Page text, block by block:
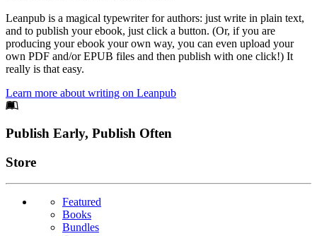
Leanpub is a magical typewriter for authors: just write in plain text,
and to publish your ebook, just click a button. (Or, if you are
producing your ebook your own way, you can even upload your
own PDF and/or EPUB files and then publish with one click!) It
really is that easy.
Learn more about writing on Leanpub
Footer
Publish Early, Publish Often
Links
Store
Featured
Books
Bundles